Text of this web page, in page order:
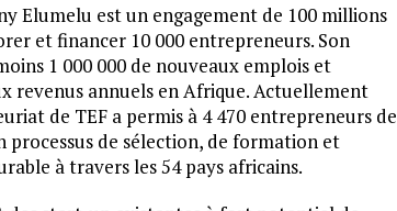
Elumelu est un engagement de 100 millions
et financer 10 000 entrepreneurs. Son
1 000 000 de nouveaux emplois et
revenus annuels en Afrique. Actuellement
de TEF a permis à 4 470 entrepreneurs de
processus de sélection, de formation et
à travers les 54 pays africains.